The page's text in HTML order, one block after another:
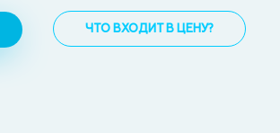
ЧТО ВХОДИТ В ЦЕНУ?